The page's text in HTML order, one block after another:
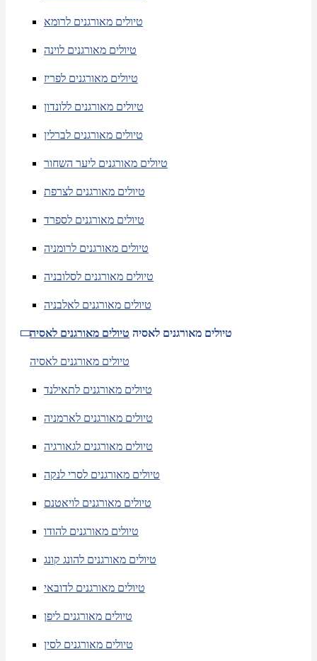
טיולים מאורגנים לרומא
טיולים מאורגנים לוינה
טיולים מאורגנים לפריז
טיולים מאורגנים ללונדון
טיולים מאורגנים לברלין
טיולים מאורגנים ליער השחור
טיולים מאורגנים לצרפת
טיולים מאורגנים לספרד
טיולים מאורגנים לרומניה
טיולים מאורגנים לסלובניה
טיולים מאורגנים לאלבניה
טיולים מאורגנים לאסיה טיולים מאורגנים לאסיה
טיולים מאורגנים לאסיה
טיולים מאורגנים לתאילנד
טיולים מאורגנים לארמניה
טיולים מאורגנים לגאורגיה
טיולים מאורגנים לסרי לנקה
טיולים מאורגנים לויאטנם
טיולים מאורגנים להודו
טיולים מאורגנים להונג קונג
טיולים מאורגנים לדובאי
טיולים מאורגנים ליפן
טיולים מאורגנים לסין